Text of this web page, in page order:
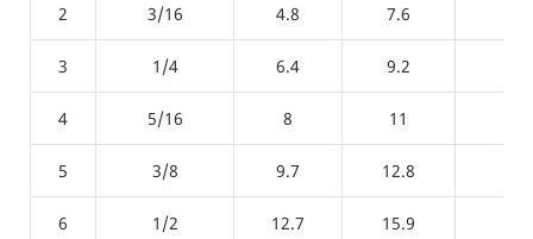
2 3/16 4.8 7.6
3 1/4 6.4 9.2
4 5/16 8 11
5 3/8 9.7 12.8
6 1/2 12.7 15.9